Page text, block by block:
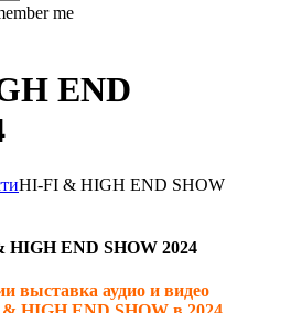
me
END
HI-FI & HIGH END SHOW
END SHOW 2024
выставка аудио и видео